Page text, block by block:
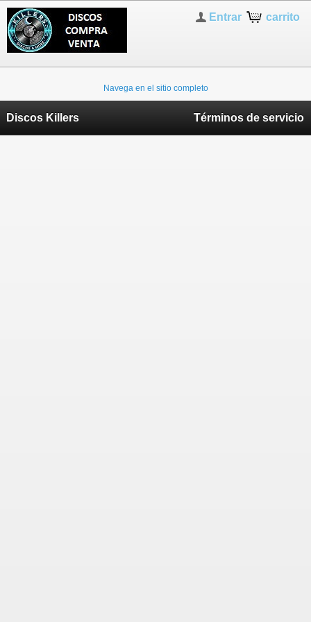
carrito
Entrar
Navega en el sitio completo
Discos Killers Términos de servicio